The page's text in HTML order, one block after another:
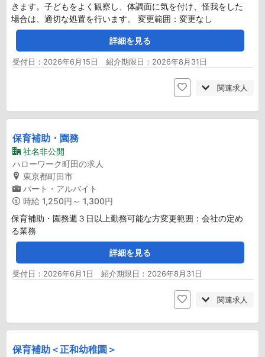
きます。子どもをよく観察し、体調面に気を付け、怪我をした
場合は、適切な処置を行います。 変更範囲：変更なし
詳細を見る
受付日：2026年6月15日 紹介期限日：2026年8月31日
関連求人
保育補助・園務
社名非公開
ハローワーク町田の求人
東京都町田市
パート・アルバイト
時給 1,250円～ 1,300円
保育補助・園務週３日以上勤務可能な方変更範囲：会社の定め
る業務
詳細を見る
受付日：2026年6月1日 紹介期限日：2026年8月31日
関連求人
保育補助＜正和幼稚園＞